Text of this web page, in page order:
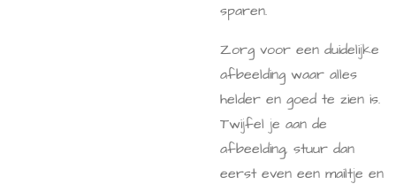
sparen.
Zorg voor een duidelijke
afbeelding waar alles
helder en goed te zien is.
Twijfel je aan de
afbeelding, stuur dan
eerst even een mailtje en